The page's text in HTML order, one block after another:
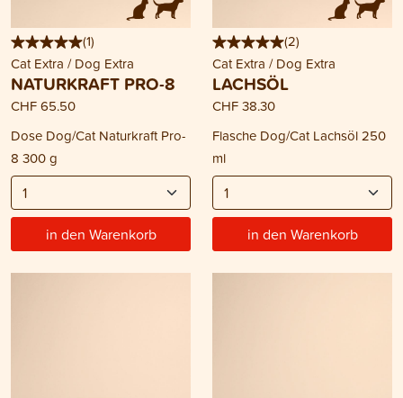
(1)
Cat Extra / Dog Extra
NATURKRAFT PRO-8
CHF 65.50
Dose Dog/Cat Naturkraft Pro-
8 300 g
in den Warenkorb
(2)
Cat Extra / Dog Extra
LACHSÖL
CHF 38.30
Flasche Dog/Cat Lachsöl 250
ml
in den Warenkorb